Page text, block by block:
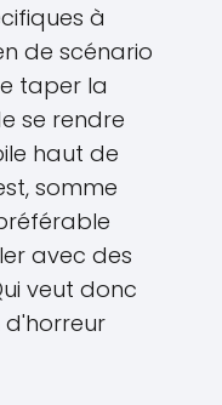
à
de scénario
taper la
se rendre
haut de
somme
avec des
veut donc
d'horreur